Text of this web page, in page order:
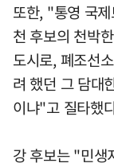
또한, "통영 국
천 후보의 천박
도시로, 폐조선
려 했던 그 담대
이냐"고 질타했
강 후보는 "민생